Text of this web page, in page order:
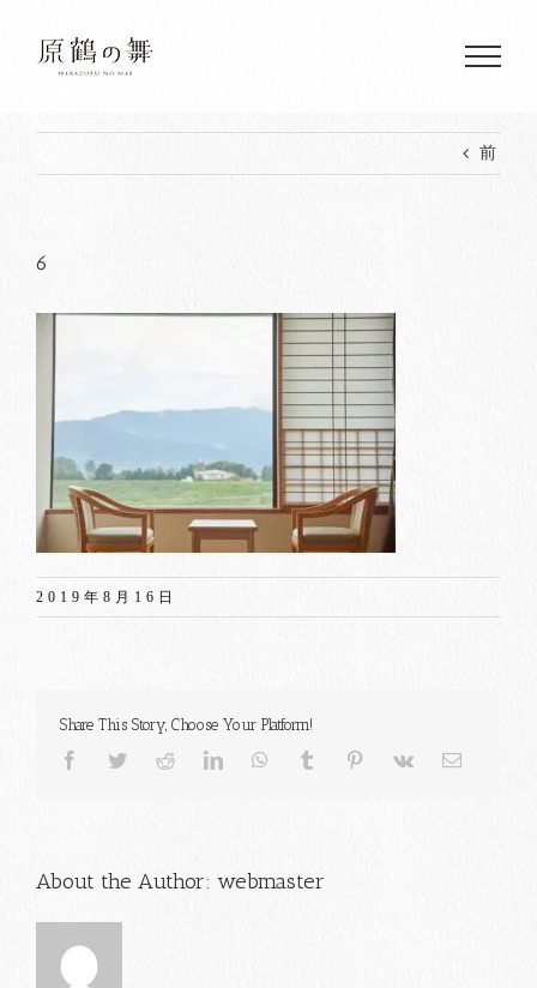
content
前
6
2019年8月16日
Share This Story, Choose Your Platform!
Facebook
TwitterRedditLinkedInWhatsApp
TumblrPinterest
Vk
About the Author: webmaster